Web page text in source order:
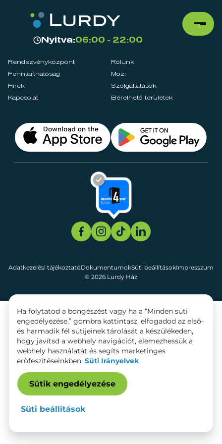
Nyitva:06:00 - 22:00
Rendezvényközpont
Rólunk
Fenntarthatóság
Mozi
Hírek
Szolgáltatások
Kapcsolat
Bérelhető területek
© 2026 Lurdy Ház
Adatkezelési tájékoztatóDokumentumokSüti beállításokImpresszum
Ha folytatod a böngészést vagy ha a “Minden süti
engedélyezése,” gombra kattintasz, elfogadod az első-
és harmadik fél sütijeinek tárolását a készülékeden,
hogy javítsd a webhely navigációt, elemezhessük a
webhely használatát és segíts marketinges
erőfeszítéseinkben. Süti Irányelvek
Sütik engedélyezése
Süti beállítások